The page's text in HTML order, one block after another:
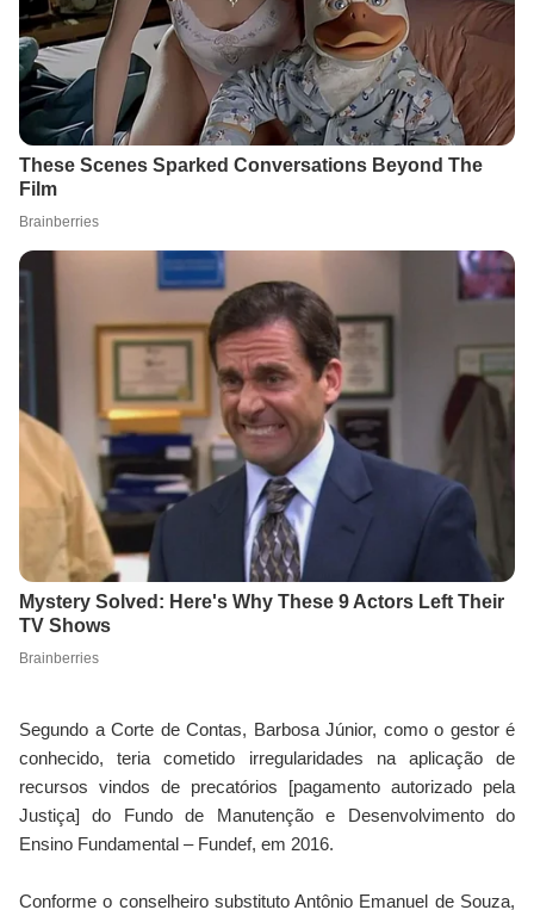
Segundo a Corte de Contas, Barbosa Júnior, como o gestor é
conhecido, teria cometido irregularidades na aplicação de
recursos vindos de precatórios [pagamento autorizado pela
Justiça] do Fundo de Manutenção e Desenvolvimento do
Ensino Fundamental – Fundef, em 2016.
Conforme o conselheiro substituto Antônio Emanuel de Souza,